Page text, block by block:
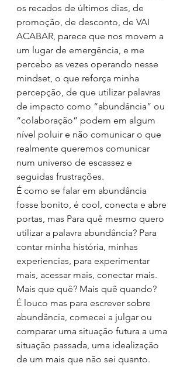
os recados de últimos dias, de
promoção, de desconto, de VAI
ACABAR, parece que nos movem a
um lugar de emergência, e me
percebo as vezes operando nesse
mindset, o que reforça minha
percepção, de que utilizar palavras
de impacto como “abundância” ou
“colaboração” podem em algum
nível poluir e não comunicar o que
realmente queremos comunicar
num universo de escassez e
seguidas frustrações.
É como se falar em abundância
fosse bonito, é cool, conecta e abre
portas, mas Para quê mesmo quero
utilizar a palavra abundância? Para
contar minha história, minhas
experiencias, para experimentar
mais, acessar mais, conectar mais.
Mais que quê? Mais quê quando?
É louco mas para escrever sobre
abundância, comecei a julgar ou
comparar uma situação futura a uma
situação passada, uma idealização
de um mais que não sei quanto.